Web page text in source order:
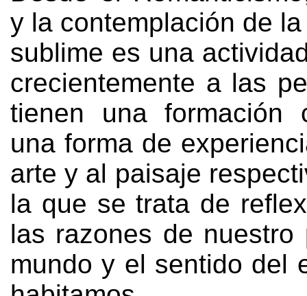
y la contemplación de
sublime es una
crecientemente a las
tienen una formación
una forma de
arte y al paisaje
la que se trata de
las razones de nuestro
mundo y el sentido del